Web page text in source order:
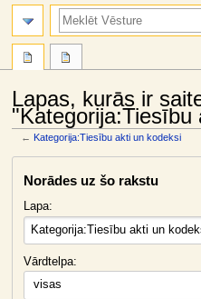
Lapas, kurās ir
"Kategorija:Tiesību
←Kategorija:Tiesību akti un kodeksi
Norādes uz šo rakstu
Lapa:
Vārdtelpa:
visas
meklēt